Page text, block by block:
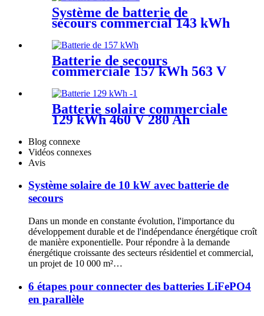
Système de batterie de
secours commercial 143 kWh
Batterie de secours
commerciale 157 kWh 563 V
Batterie solaire commerciale
129 kWh 460 V 280 Ah
Blog connexe
Vidéos connexes
Avis
Système solaire de 10 kW avec batterie de
secours
Dans un monde en constante évolution, l'importance du
développement durable et de l'indépendance énergétique croît
de manière exponentielle. Pour répondre à la demande
énergétique croissante des secteurs résidentiel et commercial,
un projet de 10 000 m²…
6 étapes pour connecter des batteries LiFePO4
en parallèle